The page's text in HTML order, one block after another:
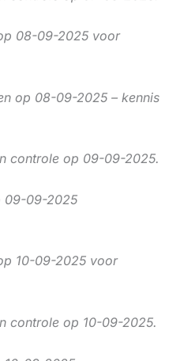
08-09-2025 voor
op 08-09-2025 – kennis
controle op 09-09-2025.
09-09-2025
10-09-2025 voor
controle op 10-09-2025.